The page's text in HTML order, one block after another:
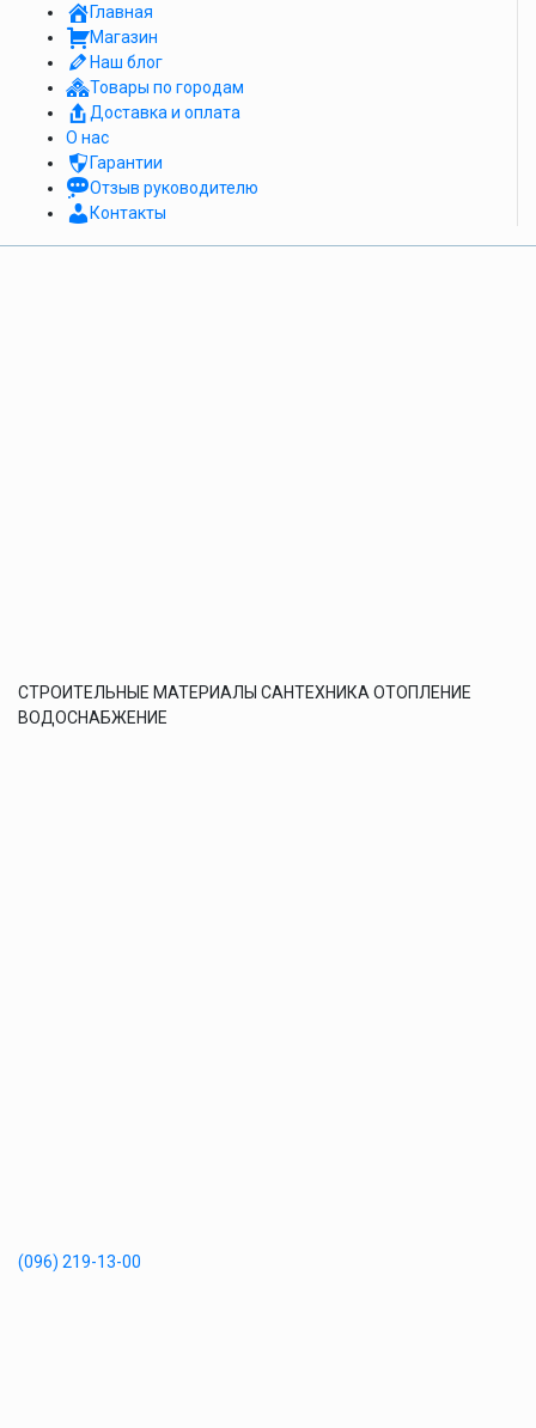
Главная
Магазин
Наш блог
Товары по городам
Доставка и оплата
О нас
Гарантии
Отзыв руководителю
Контакты
СТРОИТЕЛЬНЫЕ МАТЕРИАЛЫ САНТЕХНИКА ОТОПЛЕНИЕ
ВОДОСНАБЖЕНИЕ
(096) 219-13-00